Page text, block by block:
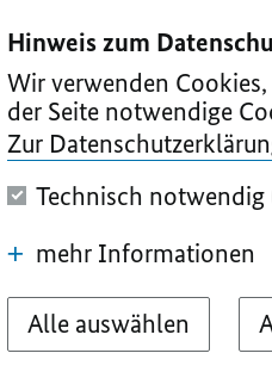
Hinweis zum
Wir verwenden
der Seite notwendige
Zur
Technisch
mehr Informationen
Alle auswählen